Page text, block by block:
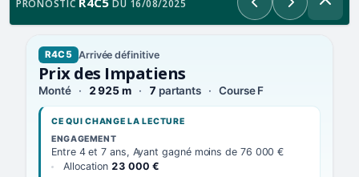
PRONOSTIC DU 16/08/2025 PrécédentSuivant
R4C5 Arrivée définitive
Prix des Impatiens
Monté 2 925 m 7 partants Course F
CE QUI CHANGE LA LECTURE
ENGAGEMENT
Entre 4 et 7 ans, Ayant gagné moins de 76 000 €
Allocation 23 000 €